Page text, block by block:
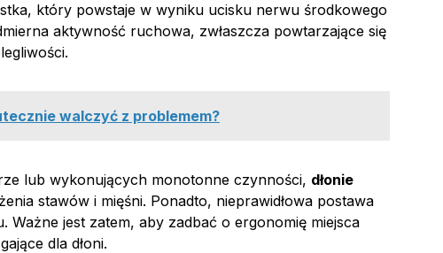
który powstaje w wyniku ucisku nerwu środkowego
aktywność ruchowa, zwłaszcza powtarzające się
walczyć z problemem?
lub wykonujących monotonne czynności, dłonie
stawów i mięśni. Ponadto, nieprawidłowa postawa
Ważne jest zatem, aby zadbać o ergonomię miejsca
dla dłoni.